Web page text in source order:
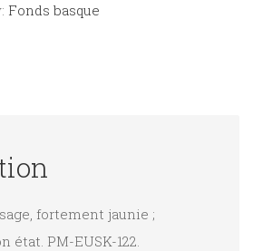
Fonds basque
fortement jaunie ;
état. PM-EUSK-122.